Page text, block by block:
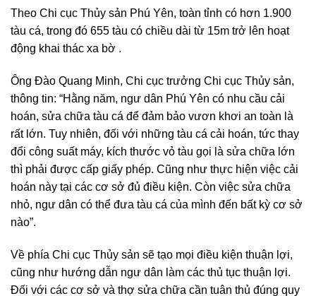
Theo Chi cục Thủy sản Phú Yên, toàn tỉnh có hơn 1.900
tàu cá, trong đó 655 tàu có chiều dài từ 15m trở lên hoạt
động khai thác xa bờ .
Ông Đào Quang Minh, Chi cục trưởng Chi cục Thủy sản,
thông tin: “Hằng năm, ngư dân Phú Yên có nhu cầu cải
hoán, sửa chữa tàu cá để đảm bảo vươn khơi an toàn là
rất lớn. Tuy nhiên, đối với những tàu cá cải hoán, tức thay
đổi công suất máy, kích thước vỏ tàu gọi là sửa chữa lớn
thì phải được cấp giấy phép. Cũng như thực hiện việc cải
hoán này tại các cơ sở đủ điều kiện. Còn việc sửa chữa
nhỏ, ngư dân có thể đưa tàu cá của mình đến bất kỳ cơ sở
nào”.
Về phía Chi cục Thủy sản sẽ tạo mọi điều kiện thuận lợi,
cũng như hướng dẫn ngư dân làm các thủ tục thuận lợi.
Đối với các cơ sở và thợ sửa chữa cần tuân thủ đúng quy